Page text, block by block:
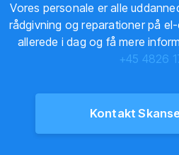
Vores personale er alle
rådgivning og reparationer på
allerede i dag og få mere
+45 4826
Kontakt